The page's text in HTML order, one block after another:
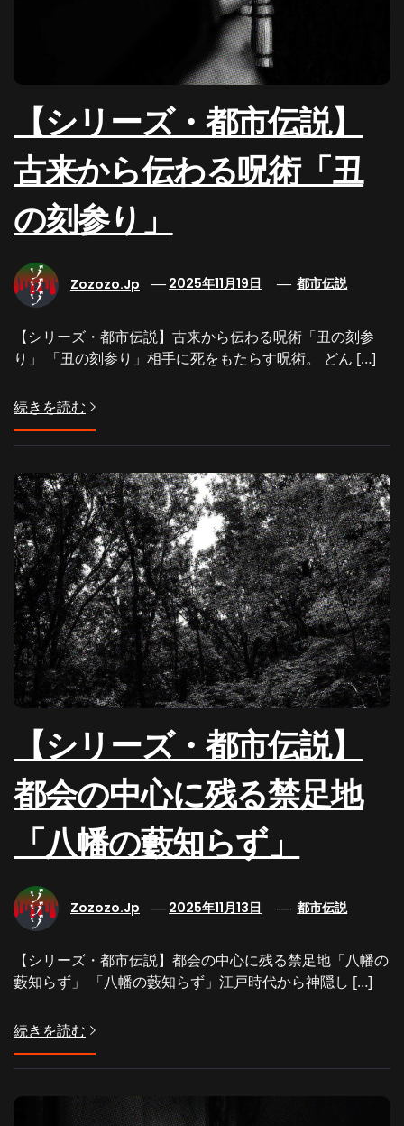
【シリーズ・都市伝説】
古来から伝わる呪術「丑
の刻参り」
Zozozo.jp 2025年11月19日 都市伝説
【シリーズ・都市伝説】古来から伝わる呪術「丑の刻参
り」 「丑の刻参り」相手に死をもたらす呪術。 どん […]
続きを読む
【シリーズ・都市伝説】
都会の中心に残る禁足地
「八幡の藪知らず」
Zozozo.jp 2025年11月13日 都市伝説
【シリーズ・都市伝説】都会の中心に残る禁足地「八幡の
藪知らず」 「八幡の藪知らず」江戸時代から神隠し […]
続きを読む